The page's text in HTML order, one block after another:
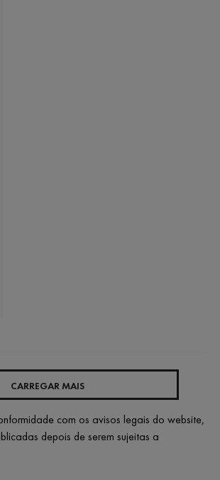
CARREGAR MAIS
com os avisos legais do website,
depois de serem sujeitas a